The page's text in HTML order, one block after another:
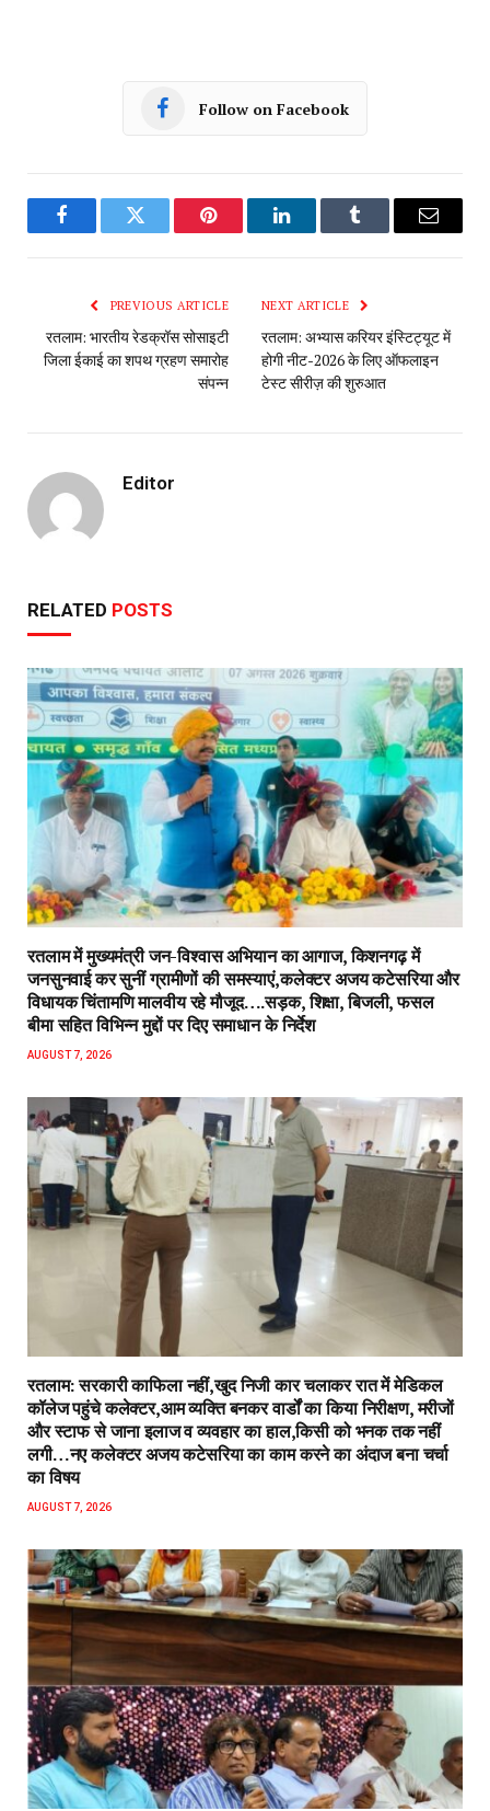
Follow on Facebook
FacebookTwitter Pinterest LinkedInTumblr Email
PREVIOUS ARTICLE
रतलाम: भारतीय रेडक्रॉस सोसाइटी
जिला ईकाई का शपथ ग्रहण समारोह
संपन्न
NEXT ARTICLE
रतलाम: अभ्यास करियर इंस्टिट्यूट में
होगी नीट-2026 के लिए ऑफलाइन
टेस्ट सीरीज़ की शुरुआत
Editor
RELATED POSTS
रतलाम में मुख्यमंत्री जन-विश्वास अभियान का आगाज, किशनगढ़ में
जनसुनवाई कर सुनीं ग्रामीणों की समस्याएं,कलेक्टर अजय कटेसरिया और
विधायक चिंतामणि मालवीय रहे मौजूद….सड़क, शिक्षा, बिजली, फसल
बीमा सहित विभिन्न मुद्दों पर दिए समाधान के निर्देश
AUGUST 7, 2026
रतलाम: सरकारी काफिला नहीं,खुद निजी कार चलाकर रात में मेडिकल
कॉलेज पहुंचे कलेक्टर,आम व्यक्ति बनकर वार्डों का किया निरीक्षण, मरीजों
और स्टाफ से जाना इलाज व व्यवहार का हाल,किसी को भनक तक नहीं
लगी…नए कलेक्टर अजय कटेसरिया का काम करने का अंदाज बना चर्चा
का विषय
AUGUST 7, 2026